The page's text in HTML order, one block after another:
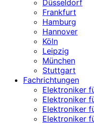
Düsseldorf
Frankfurt
Hamburg
Hannover
Köln
Leipzig
München
Stuttgart
Fachrichtungen
Elektroniker
Elektroniker
Elektroniker
Elektroniker